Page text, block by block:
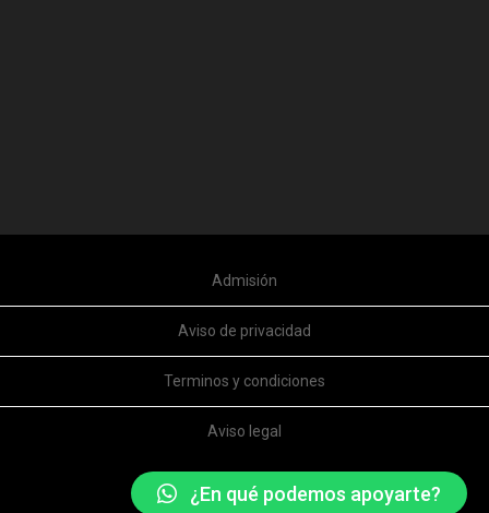
Admisión
Aviso de privacidad
Terminos y condiciones
Aviso legal
© 2025 COCO SCHOOL
¿En qué podemos apoyarte?